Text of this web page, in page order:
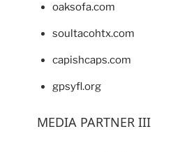
oaksofa.com
soultacohtx.com
capishcaps.com
gpsyfl.org
MEDIA PARTNER III